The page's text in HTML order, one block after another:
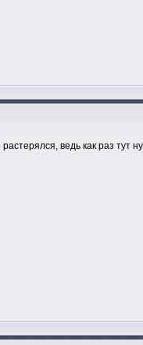
ведь как раз